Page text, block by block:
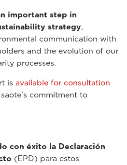
important step in
strategy,
communication with
and the evolution of our
processes.
is available for consultation
commitment to
con éxito la Declaración
(EPD) para estos